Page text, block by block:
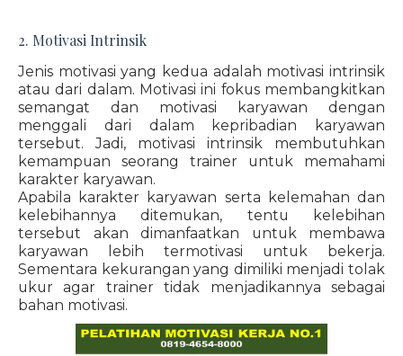
2. Motivasi Intrinsik
Jenis motivasi yang kedua adalah motivasi intrinsik
atau dari dalam. Motivasi ini fokus membangkitkan
semangat dan motivasi karyawan dengan
menggali dari dalam kepribadian karyawan
tersebut. Jadi, motivasi intrinsik membutuhkan
kemampuan seorang trainer untuk memahami
karakter karyawan.
Apabila karakter karyawan serta kelemahan dan
kelebihannya ditemukan, tentu kelebihan
tersebut akan dimanfaatkan untuk membawa
karyawan lebih termotivasi untuk bekerja.
Sementara kekurangan yang dimiliki menjadi tolak
ukur agar trainer tidak menjadikannya sebagai
bahan motivasi.